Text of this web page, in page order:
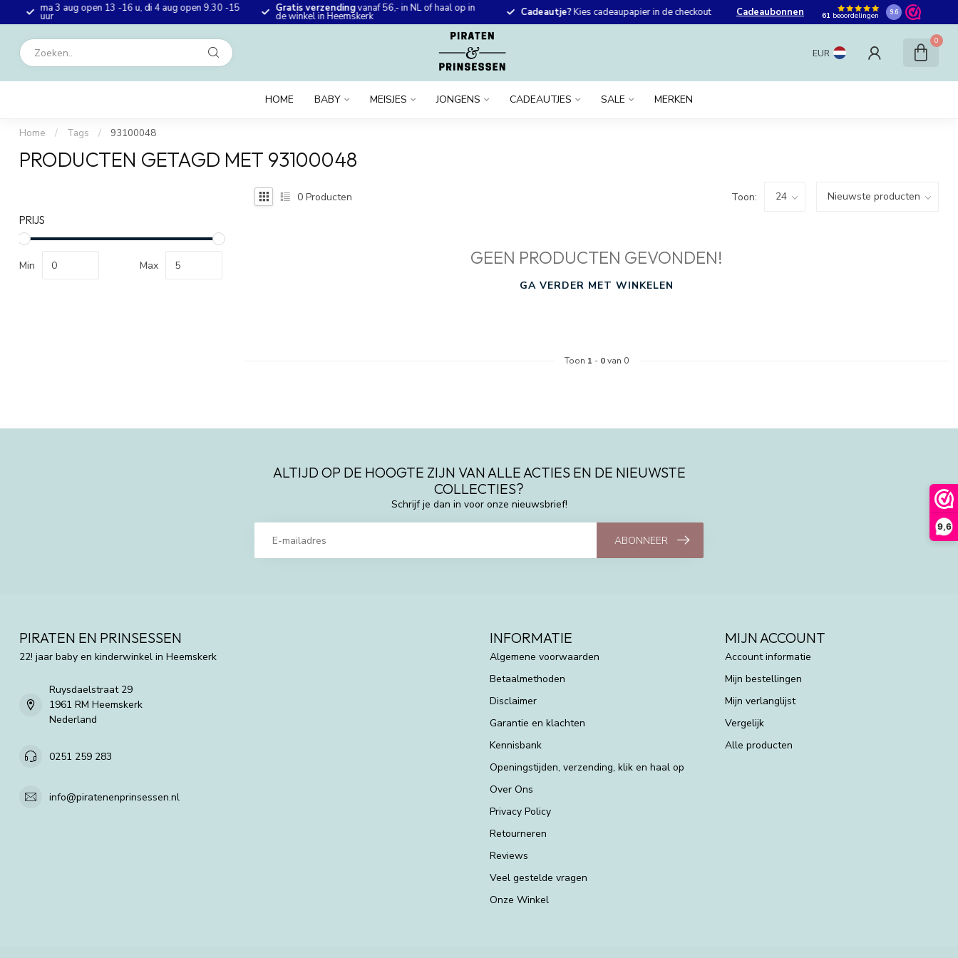
9,6
ma 3 aug open 13 -16 u, di 4 aug open 9.30 -15
uur
Gratis verzendingvanaf 56,- in NL of haal op in
de winkel in Heemskerk Cadeautje?Kies cadeaupapier in de checkout Cadeaubonnen 61 beoordelingen 9.6
EUR
0
HOME BABY MEISJES JONGENS CADEAUTJES SALE MERKEN
Home / Tags / 93100048
PRODUCTEN GETAGD MET 93100048
PRIJS
Min Max
0 Producten Toon:
GEEN PRODUCTEN GEVONDEN!
GA VERDER MET WINKELEN
Toon 1 - 0van 0
ALTIJD OP DE HOOGTE ZIJN VAN ALLE ACTIES EN DE NIEUWSTE
COLLECTIES?
Schrijf je dan in voor onze nieuwsbrief!
ABONNEER
PIRATEN EN PRINSESSEN
22! jaar baby en kinderwinkel in Heemskerk
Ruysdaelstraat 29
1961 RM Heemskerk
Nederland
0251 259 283
info@piratenenprinsessen.nl
INFORMATIE
Algemene voorwaarden
Betaalmethoden
Disclaimer
Garantie en klachten
Kennisbank
Openingstijden, verzending, klik en haal op
Over Ons
Privacy Policy
Retourneren
Reviews
Veel gestelde vragen
Onze Winkel
MIJN ACCOUNT
Account informatie
Mijn bestellingen
Mijn verlanglijst
Vergelijk
Alle producten